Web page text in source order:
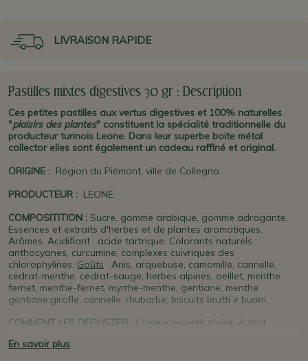
LIVRAISON RAPIDE
Pastilles mixtes digestives 30 gr : Description
Ces petites pastilles aux vertus digestives et 100% naturelles
"plaisirs des plantes" constituent la spécialité traditionnelle du
producteur turinois Leone. Dans leur superbe boite métal
collector elles sont également un cadeau raffiné et original.
ORIGINE : Région du Piémont, ville de Collegno.
PRODUCTEUR : LEONE.
COMPOSITITION : Sucre, gomme arabique, gomme adragante.
Essences et extraits d'herbes et de plantes aromatiques,
Arômes. Acidifiant : acide tartrique. Colorants naturels :
anthocyanes, curcumine, complexes cuivriques des
chlorophylines. Goûts : Anis, arquebuse, camomille, cannelle,
cedrat-menthe, cedrat-sauge, herbes alpines, oeillet, menthe
fernet, menthe-fernet, myrrhe-menthe, gentiane, menthe
gentiane,girofle, cannelle, rhubarbe, biscuits brutti e buoni.
COMMENT LES DEGUSTER : Comme un petit plaisir, à tout
En savoir plus